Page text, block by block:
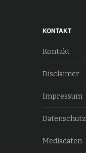
KONTAKT
Kontakt
Disclaimer
Impressum
Datenschutz
Mediadaten